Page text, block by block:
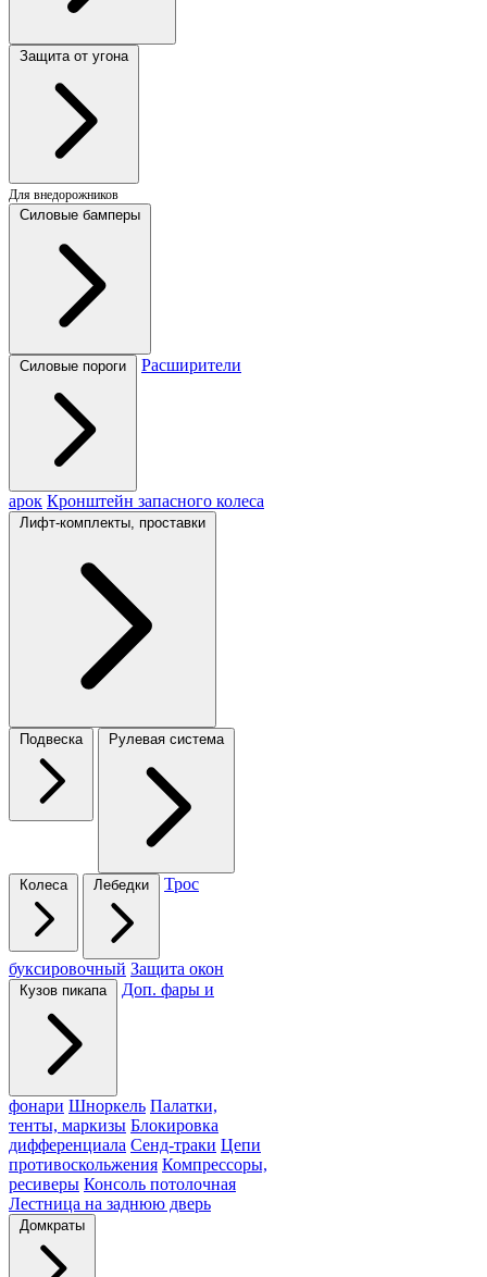
Защита от угона
Для внедорожников
Силовые бамперы
Силовые пороги Расширители
арок Кронштейн запасного колеса
Лифт-комплекты, проставки
Подвеска Рулевая система
Колеса Лебедки Трос
буксировочный Защита окон
Кузов пикапа Доп. фары и
фонари Шноркель Палатки,
тенты, маркизы Блокировка
дифференциала Сенд-траки Цепи
противоскольжения Компрессоры,
ресиверы Консоль потолочная
Лестница на заднюю дверь
Домкраты